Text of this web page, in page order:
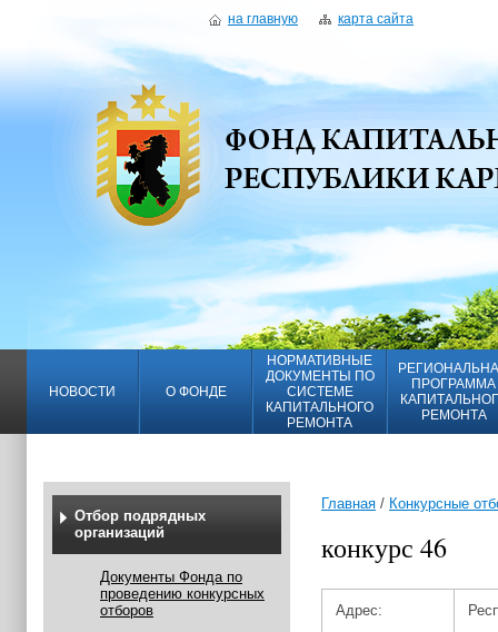
на главную карта сайта
НОВОСТИ О ФОНДЕ
НОРМАТИВНЫЕ
ДОКУМЕНТЫ ПО
СИСТЕМЕ
КАПИТАЛЬНОГО
РЕМОНТА
ПРОГРАММА
РЕМОНТА
Отбор подрядных
организаций
Документы Фонда по
проведению конкурсных
отборов
Главная / Конкурсные
конкурс 46
Адрес: